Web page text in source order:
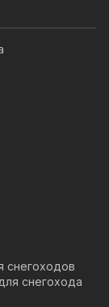
снегоходов
снегохода